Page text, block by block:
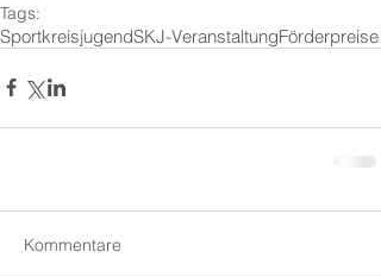
Tags:
SportkreisjugendSKJ-VeranstaltungFörderpreise
Kommentare